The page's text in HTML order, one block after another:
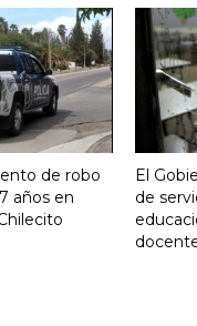
de robo
años en
El
de